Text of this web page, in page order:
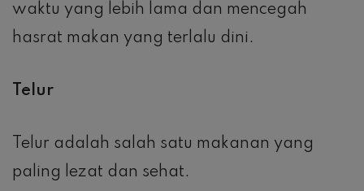
waktu yang lebih lama dan mencegah
hasrat makan yang terlalu dini.
Telur
Telur adalah salah satu makanan yang
paling lezat dan sehat.